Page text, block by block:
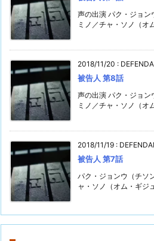
声の出演 パク・ジョン
ミノ／チャ・ソノ（オ
2018/11/20 :
被告人 第8話
声の出演 パク・ジョン
ミノ／チャ・ソノ（オ
2018/11/19 :
被告人 第7話
パク・ジョンウ（チソ
ャ・ソノ（オム・ギジ